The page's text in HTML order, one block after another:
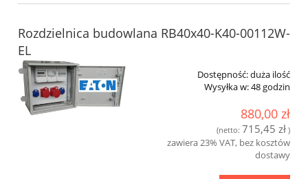
Rozdzielnica budowlana RB40x40-K40-00112W-
EL
Dostępność:duża ilość
Wysyłka w:48 godzin
880,00 zł
(netto: 715,45 zł )
zawiera 23% VAT, bez kosztów
dostawy